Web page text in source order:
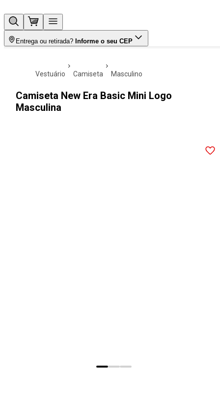
Entrega ou retirada? Informe o seu CEP
vestuário camiseta masculino
Camiseta New Era Basic Mini Logo
Masculina